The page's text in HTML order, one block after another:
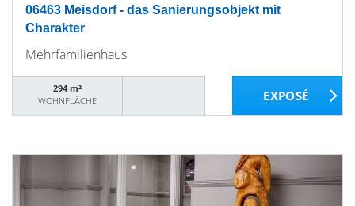
06463 Meisdorf - das Sanierungsobjekt mit
Charakter
Mehrfamilienhaus
294 m²
WOHNFLÄCHE